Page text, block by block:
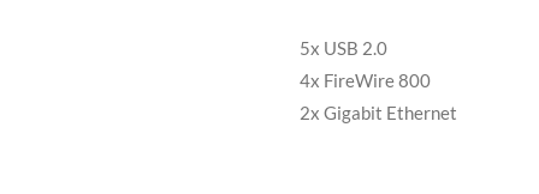
5x USB 2.0
4x FireWire 800
2x Gigabit Ethernet